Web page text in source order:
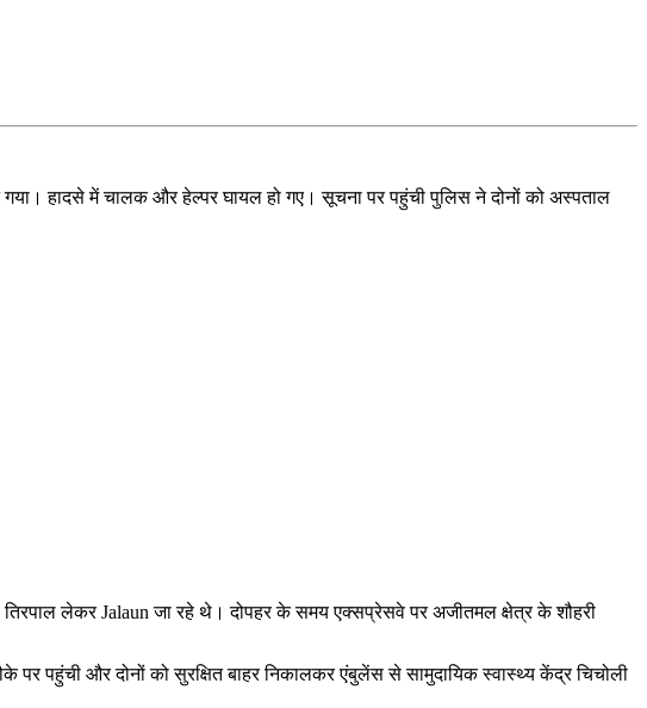
हादसे में चालक और हेल्पर घायल हो गए। सूचना पर पहुंची पुलिस ने दोनों को अस्पताल
लेकर Jalaun जा रहे थे। दोपहर के समय एक्सप्रेसवे पर अजीतमल क्षेत्र के शौहरी
पहुंची और दोनों को सुरक्षित बाहर निकालकर एंबुलेंस से सामुदायिक स्वास्थ्य केंद्र चिचोली